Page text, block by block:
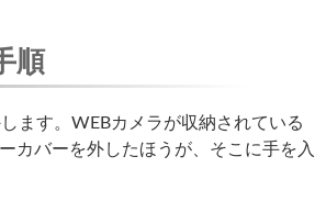
順
ます。WEBカメラが収納されている
カバーを外したほうが、そこに手を入